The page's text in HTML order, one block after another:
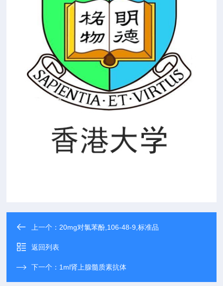
上一个： 20mg对氯苯酚,106-48-9,标准品
返回列表
下一个： 1ml肾上腺髓质素抗体